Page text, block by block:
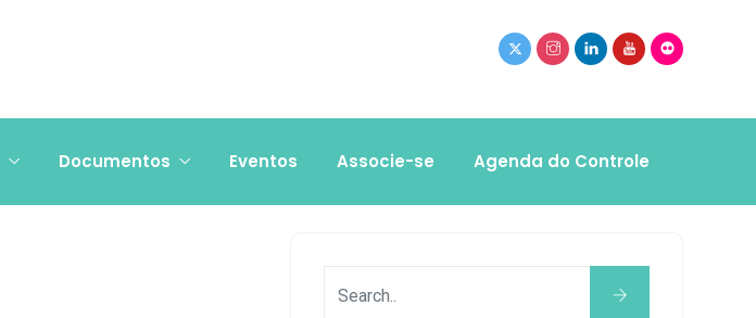
Documentos Eventos Associe-se Agenda do Controle